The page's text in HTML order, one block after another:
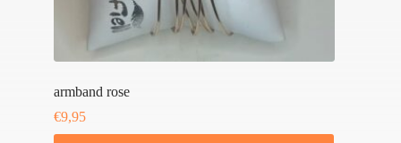
armband rose
€9,95